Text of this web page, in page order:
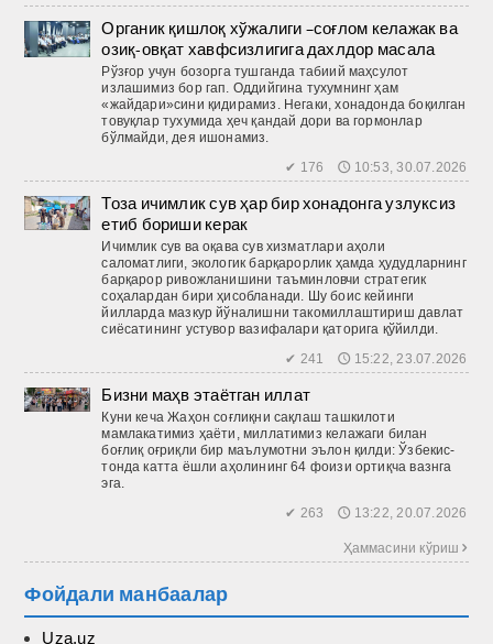
Органик қишлоқ хўжалиги –соғлом келажак ва
озиқ-овқат хавфсизлигига дахлдор масала
Рўзғор учун бозорга тушганда табиий маҳсулот
излашимиз бор гап. Оддийгина тухумнинг ҳам
«жайдари»сини қидирамиз. Негаки, хонадонда боқилган
товуқлар тухумида ҳеч қандай дори ва гормонлар
бўлмайди, дея ишонамиз.
✔ 176 🕔 10:53, 30.07.2026
Тоза ичимлик сув ҳар бир хонадонга узлуксиз
етиб бориши керак
Ичимлик сув ва оқава сув хизматлари аҳоли
саломатлиги, экологик барқарорлик ҳамда ҳудудларнинг
барқарор ривожланишини таъминловчи стратегик
соҳалардан бири ҳисобланади. Шу боис кейинги
йилларда мазкур йўналишни такомиллаштириш давлат
сиёсатининг устувор вазифалари қаторига қўйилди.
✔ 241 🕔 15:22, 23.07.2026
Бизни маҳв этаётган иллат
Куни кеча Жаҳон соғлиқни сақлаш ташкилоти
мамлакатимиз ҳаёти, миллатимиз келажаги билан
боғлиқ оғриқли бир маълумотни эълон қилди: Ўзбекис­
тонда катта ёшли аҳолининг 64 фоизи ортиқча вазнга
эга.
✔ 263 🕔 13:22, 20.07.2026
Ҳаммасини кўриш 
Фойдали манбаалар
Uza.uz